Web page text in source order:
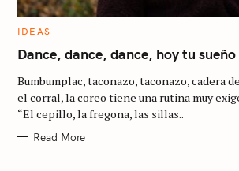
C
T
E
O
R
I
E
IDEAS
Dance, dance, dance, hoy tu sueño
Bumbumplac, taconazo, taconazo, cadera
el corral, la coreo tiene una rutina muy
“El cepillo, la fregona, las sillas..
Read More
S
e
a
r